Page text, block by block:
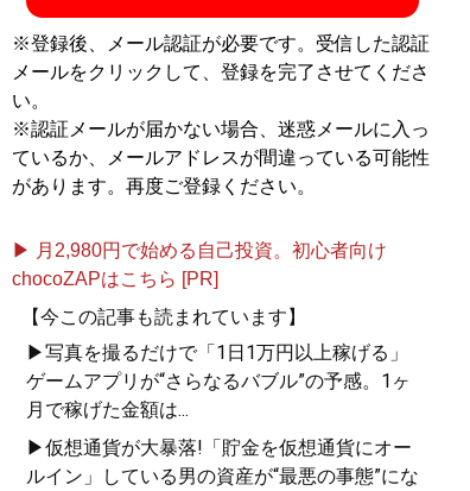
※登録後、メール認証が必要です。受信した認証
メールをクリックして、登録を完了させてくださ
い。
※認証メールが届かない場合、迷惑メールに入っ
ているか、メールアドレスが間違っている可能性
があります。再度ご登録ください。
▶ 月2,980円で始める自己投資。初心者向け
chocoZAPはこちら [PR]
【今この記事も読まれています】
▶写真を撮るだけで「1日1万円以上稼げる」
ゲームアプリが“さらなるバブル”の予感。1ヶ
月で稼げた金額は...
▶仮想通貨が大暴落!「貯金を仮想通貨にオー
ルイン」している男の資産が“最悪の事態”にな